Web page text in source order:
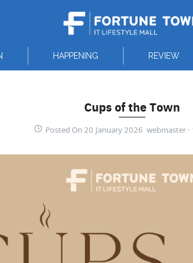
HAPPENING REVIEW
Cups of the Town
Posted On 20 January 2026 webmaster ·